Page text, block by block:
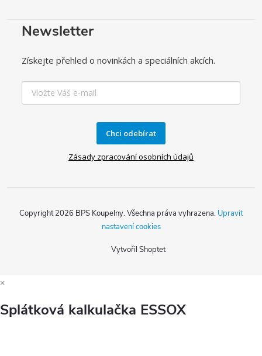
Newsletter
Získejte přehled o novinkách a speciálních akcích.
Chci odebírat
Zásady zpracování osobních údajů
Vytvořil Shoptet
Copyright 2026 BPS Koupelny. Všechna práva vyhrazena. Upravit
nastavení cookies
×
Splátková kalkulačka ESSOX